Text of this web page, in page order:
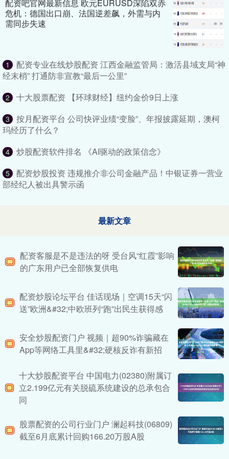
配资吧官网最新信息 欧元EURUSD深陷双赤
危机：德国出口崩、法国逆差飙，外需与内
需同步失速
1
配资专业在线炒股配资 江西金融监管局：激活县域支局“神
经末梢” 打通防非宣教“最后一公里”
2 十大股票配资 【环球财经】纽约金价9日上涨
3
按月配资平台 公司快评业绩“变脸”、年报披露延期，澳柯
玛经历了什么？
4 炒股配资软件排名 《AI驱动的政策信念》
5
配资炒股投资 违规推介非公司金融产品！中银证券一营业
部经纪人被出具警示函
最新文章
配资客服是不是违法的呀 受台风“红霞”影响
的广东用户已全部恢复供电
配资炒股论坛平台 佳话现场｜空调15天“闪
送”欧洲&#32;中欧班列“跑”出民生获得感
安全炒股配资门户 视频｜超90%诈骗藏在
App等网络工具里&#32;硬核反诈有新招
十大炒股配资平台 中国电力(02380)附属订
立2.199亿元有关脱硫系统建设的总承包合
同
股票配资的公司行业门户 澜起科技(06809)
截至6月底累计回购166.20万股A股